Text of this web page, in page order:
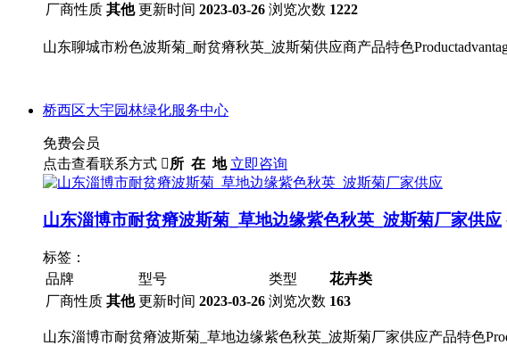
厂商性质 其他 更新时间 2023-03-26 浏览次数 1222
山东聊城市粉色波斯菊_耐贫瘠秋英_波斯菊供应商产品特色
桥西区大宇园林绿化服务中心
免费会员
点击查看联系方式 所 在 地 立即咨询
山东淄博市耐贫瘠波斯菊_草地边缘紫色秋英_波斯菊厂家供应
标签：
品牌
型号 类型
花卉类
厂商性质 其他 更新时间 2023-03-26 浏览次数 163
山东淄博市耐贫瘠波斯菊_草地边缘紫色秋英_波斯菊厂家供应产品特色